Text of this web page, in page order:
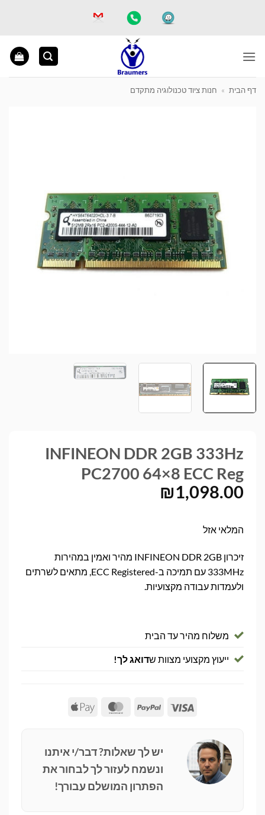
דף הבית » חנות ציוד טכנולוגיה מתקדם
INFINEON DDR 2GB 333Hz
PC2700 64×8 ECC Reg
₪1,098.00
המלאי אזל
זיכרון INFINEON DDR 2GB מהיר ואמין במהירות
333MHz עם תמיכה ב-ECC Registered, מתאים לשרתים
ולעמדות עבודה מקצועיות.
משלוח מהיר עד הבית
ייעוץ מקצועי מצוות שדואג לך!
Visa
PayPal
MasterCard
Apple
יש לך שאלות? דבר/י איתנו
ונשמח לעזור לך לבחור את
הפתרון המושלם עבורך!